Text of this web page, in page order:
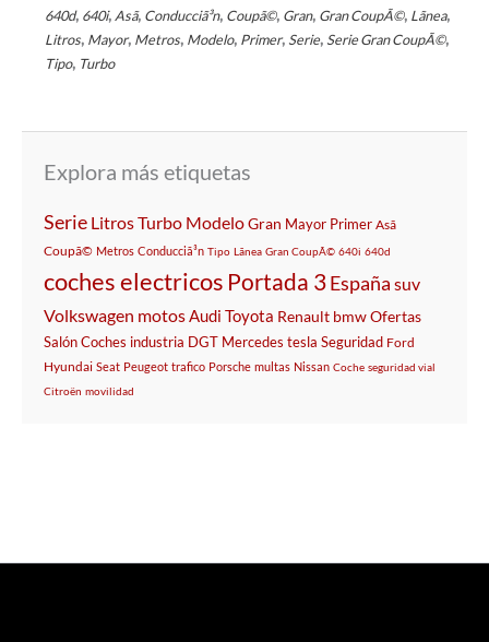
640d, 640i,Asã­, Conducciã³n, Coupã©, Gran, Gran CoupÃ©, Lã­nea,
Litros, Mayor, Metros, Modelo, Primer, Serie, Serie Gran CoupÃ©,
Tipo, Turbo
Explora más etiquetas
Serie LitrosTurbo ModeloGran Mayor Primer Asã­
Coupã© Metros Conducciã³n Tipo Lã­nea Gran CoupÃ© 640i 640d
coches electricos Portada 3España suv
Volkswagen motosAudi Toyota Renault bmwOfertas
SalónCoches industria DGT Mercedes tesla Seguridad Ford
Hyundai Seat Peugeot trafico Porsche multas Nissan Coche seguridad vial
Citroën movilidad